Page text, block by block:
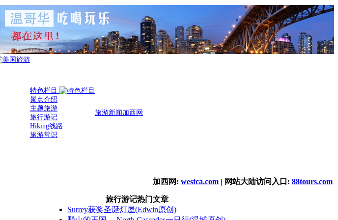
特色栏目
景点介绍
主题旅游
旅行游记
Hiking线路
旅游常识
旅游新闻 加西网
加西网: westca.com | 网站大陆访问入口: 88tours.com
旅行游记热门文章
Surrey获奖圣诞灯屋(Edwin原创)